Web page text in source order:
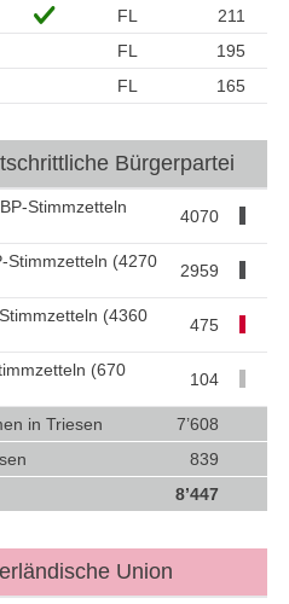
FL
211
FL
195
FL 165
Bürgerpartei
Stimmzetteln
4070
Stimmzetteln (4270
2959
(4360
475
(670
104
in Triesen
7’608
839
8’447
Union